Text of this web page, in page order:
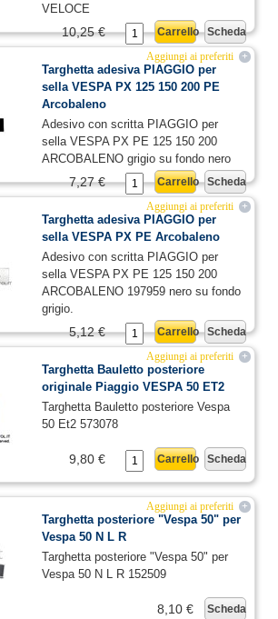
VELOCE
Scheda
Carrello
10,25 €
+
Aggiungi ai preferiti
Targhetta adesiva PIAGGIO per
sella VESPA PX 125 150 200 PE
Arcobaleno
Adesivo con scritta PIAGGIO per
sella VESPA PX PE 125 150 200
ARCOBALENO grigio su fondo nero
Scheda
Carrello
7,27 €
+
Aggiungi ai preferiti
Targhetta adesiva PIAGGIO per
sella VESPA PX PE Arcobaleno
Adesivo con scritta PIAGGIO per
sella VESPA PX PE 125 150 200
ARCOBALENO 197959 nero su fondo
grigio.
Scheda
Carrello
5,12 €
+
Aggiungi ai preferiti
Targhetta Bauletto posteriore
originale Piaggio VESPA 50 ET2
Targhetta Bauletto posteriore Vespa
50 Et2 573078
Scheda
Carrello
9,80 €
+
Aggiungi ai preferiti
Targhetta posteriore "Vespa 50" per
Vespa 50 N L R
Targhetta posteriore "Vespa 50" per
Vespa 50 N L R 152509
Scheda
8,10 €